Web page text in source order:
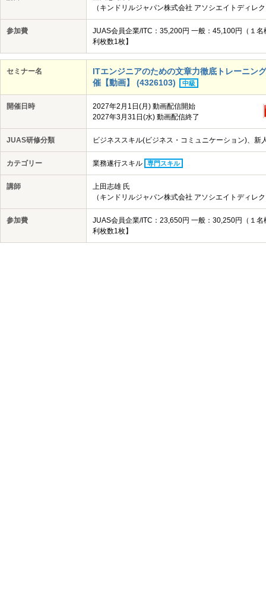
（キンドリルジャパン株式会社 アソシエイトディレ
参加費
JUAS会員企業/ITC：35,200円 一般：45,100円（１
利枚数1枚】
セミナー名
ITエンジニアのための文章力徹底トレーニン
催【動画】 (4326103)
中級
開催日時
2027年2月1日(月) 動画配信開始
2027年3月31日(水) 動画配信終了
JUAS研修分類 ビジネススキル(ビジネス・コミュニケーション)、新
カテゴリー 業務遂行スキル 専門スキル
講師
上田志雄 氏
（キンドリルジャパン株式会社 アソシエイトディレ
参加費
JUAS会員企業/ITC：23,650円 一般：30,250円（１
利枚数1枚】